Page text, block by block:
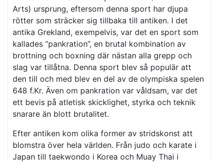
Arts) ursprung, eftersom denna sport har djupa
rötter som sträcker sig tillbaka till antiken. I det
antika Grekland, exempelvis, var det en sport som
kallades ”pankration”, en brutal kombination av
brottning och boxning där nästan alla grepp och
slag var tillåtna. Denna sport blev så populär att
den till och med blev en del av de olympiska spelen
648 f.Kr. Även om pankration var våldsam, var det
ett bevis på atletisk skicklighet, styrka och teknik
snarare än blott brutalitet.
Efter antiken kom olika former av stridskonst att
blomstra över hela världen. Från judo och karate i
Japan till taekwondo i Korea och Muay Thai i